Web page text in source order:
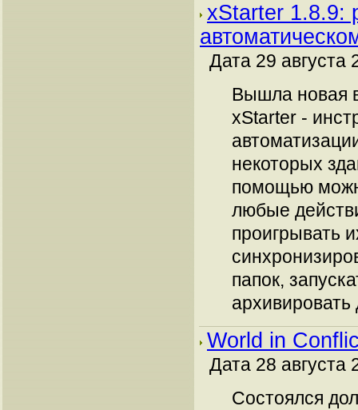
xStarter 1.8.9:
Дата 29 августа
Вышла новая
xStarter -
некоторых
помощью
любые
проигрывать
папок,
World in
Дата 28 августа
Состоялся